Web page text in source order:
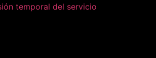
temporal del servicio